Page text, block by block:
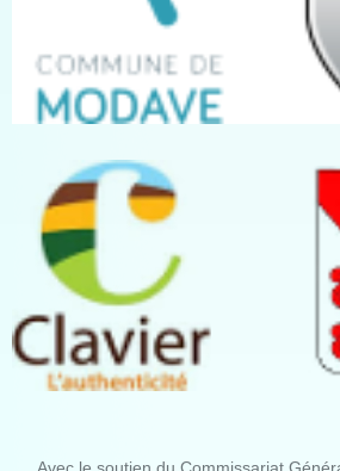
Avec le soutien du Commissariat